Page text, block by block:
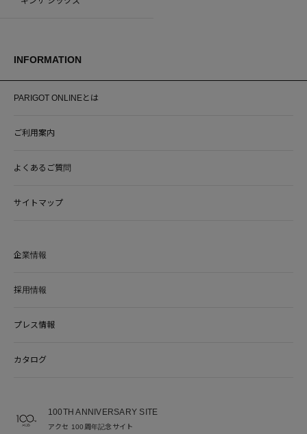
INFORMATION
PARIGOT ONLINEとは
ご利用案内
よくあるご質問
サイトマップ
企業情報
採用情報
プレス情報
カタログ
100TH ANNIVERSARY SITE
アクセ 100周年記念サイト